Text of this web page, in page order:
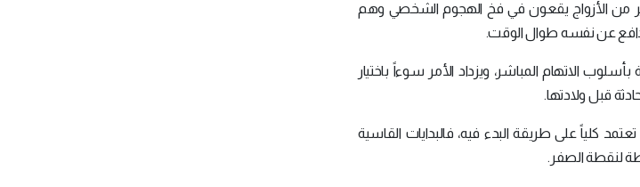
من الأزواج يقعون في فخ الهجوم الشخصي وهم
عن نفسه طوال الوقت.
الاتهام المباشر، ويزداد الأمر سوءاً باختيار
قبل ولادتها.
من نتائج الخلاف، تعتمد كلياً على طريقة البدء فيه، فالبدايات القاسية
لنقطة الصفر.